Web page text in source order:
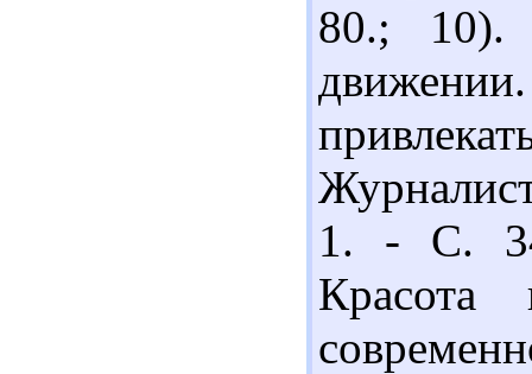
80.; 10).
1. - С.